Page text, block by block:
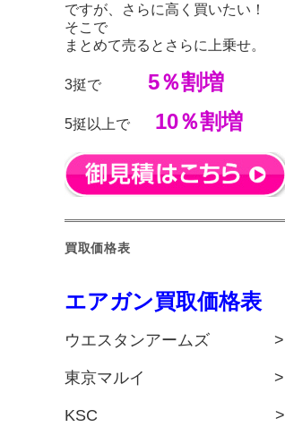
ですが、さらに高く買いたい！
そこで
まとめて売るとさらに上乗せ。
3挺で 5％割増
5挺以上で 10％割増
買取価格表
エアガン買取価格表
ウエスタンアームズ >
東京マルイ >
KSC >